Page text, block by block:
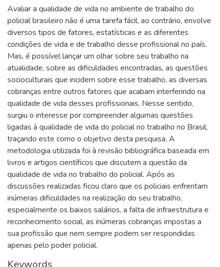
Avaliar a qualidade de vida no ambiente de trabalho do
policial brasileiro não é uma tarefa fácil, ao contrário, envolve
diversos tipos de fatores, estatísticas e as diferentes
condições de vida e de trabalho desse profissional no país.
Mas, é possível lançar um olhar sobre seu trabalho na
atualidade, sobre as dificuldades encontradas, as questões
socioculturais que incidem sobre esse trabalho, as diversas
cobranças entre outros fatores que acabam interferindo na
qualidade de vida desses profissionais. Nesse sentido,
surgiu o interesse por compreender algumas questões
ligadas à qualidade de vida do policial no trabalho no Brasil,
traçando este como o objetivo desta pesquisa. A
metodologia utilizada foi à revisão bibliográfica baseada em
livros e artigos científicos que discutem a questão da
qualidade de vida no trabalho do policial. Após as
discussões realizadas ficou claro que os policiais enfrentam
inúmeras dificuldades na realização do seu trabalho,
especialmente os baixos salários, a falta de infraestrutura e
reconhecimento social, as inúmeras cobranças impostas a
sua profissão que nem sempre podem ser respondidas
apenas pelo poder policial.
Keywords